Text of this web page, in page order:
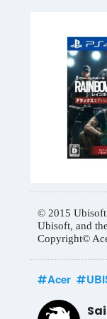
© 2015 Ubisoft
Ubisoft, and
Copyright©
Acer